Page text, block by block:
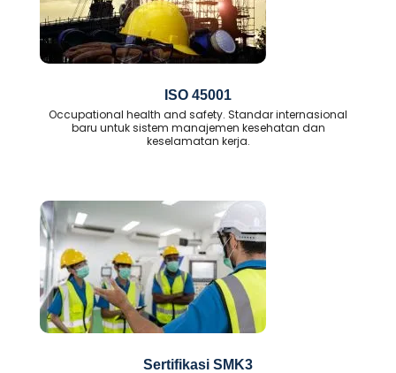
ISO 45001
Occupational health and safety. Standar internasional
baru untuk sistem manajemen kesehatan dan
keselamatan kerja.
Sertifikasi SMK3